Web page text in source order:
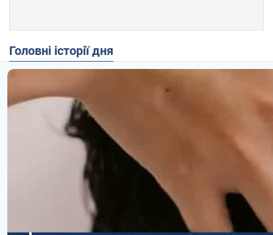
Головні історії дня